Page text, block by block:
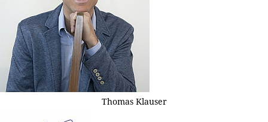
Thomas Klauser